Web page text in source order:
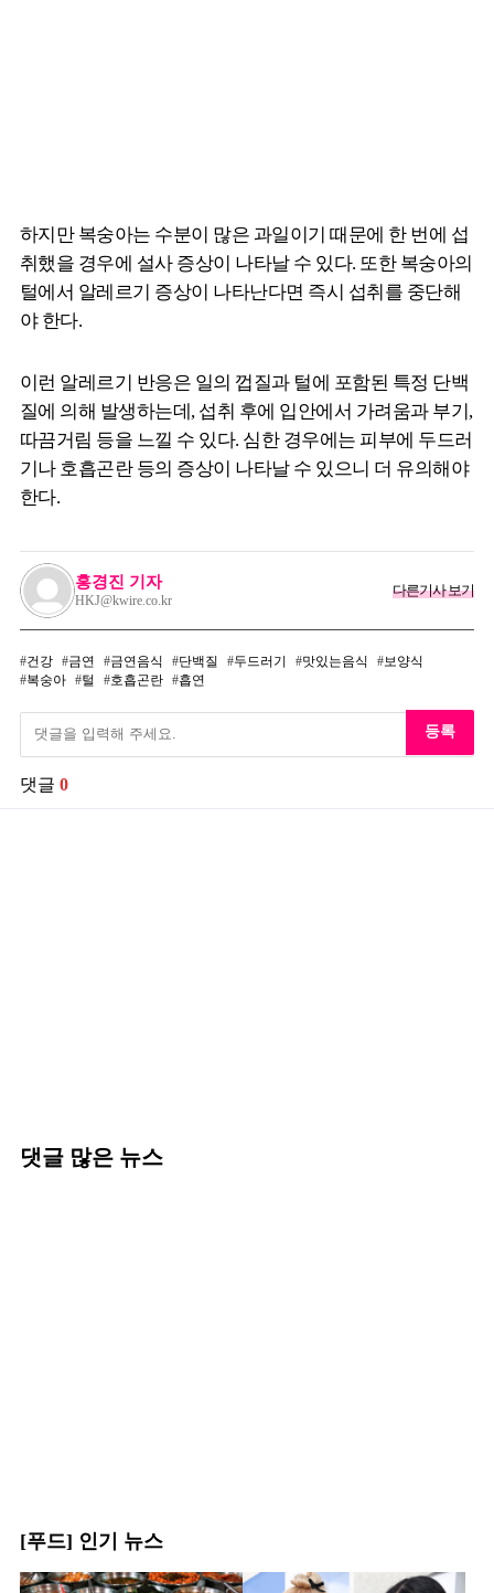
하지만 복숭아는 수분이 많은 과일이기 때문에 한 번에 섭
취했을 경우에 설사 증상이 나타날 수 있다. 또한 복숭아의
털에서 알레르기 증상이 나타난다면 즉시 섭취를 중단해
야 한다.
이런 알레르기 반응은 일의 껍질과 털에 포함된 특정 단백
질에 의해 발생하는데, 섭취 후에 입안에서 가려움과 부기,
따끔거림 등을 느낄 수 있다. 심한 경우에는 피부에 두드러
기나 호흡곤란 등의 증상이 나타날 수 있으니 더 유의해야
한다.
홍경진 기자
HKJ@kwire.co.kr
다른기사 보기
건강 금연 금연음식 단백질 두드러기 맛있는음식
보양식
복숭아
털 호흡곤란 흡연
등록
댓글 0
댓글 많은 뉴스
[푸드] 인기 뉴스